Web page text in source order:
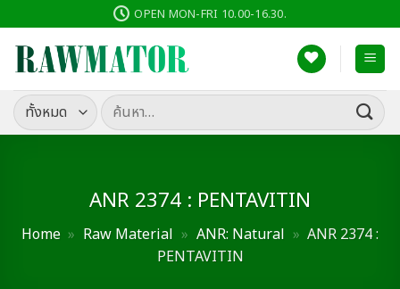
ไป
เนื้อหา
OPEN MON-FRI 10.00-16.30.
ค้นหา:
ANR 2374 : PENTAVITIN
Home » Raw Material » ANR: Natural » ANR 2374 :
PENTAVITIN